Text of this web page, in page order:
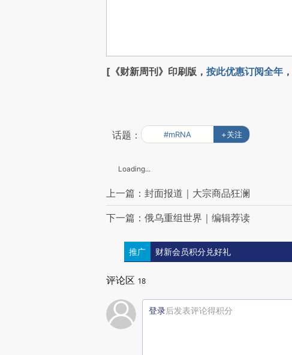
[《财新周刊》印刷版， 按此优惠订阅全年 ，
话题： #mRNA +关注
Loading...
上一篇：封面报道｜大宗商品狂澜
下一篇：俄乌重组世界｜编辑荐读
推广 财新会员积分兑好礼
评论区 18
登录后发表评论得积分